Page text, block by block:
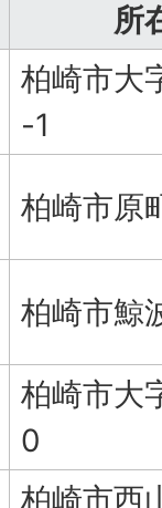
所
柏崎市大
-1
柏崎市原
柏崎市鯨
柏崎市大
0
柏崎市西